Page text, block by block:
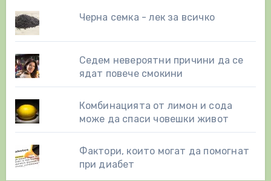
Черна семка - лек за всичко
Седем невероятни причини да се
ядат повече смокини
Комбинацията от лимон и сода
може да спаси човешки живот
Фактори, които могат да помогнат
при диабет